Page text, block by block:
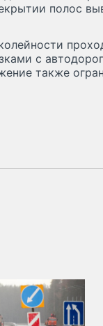
полос
с
также